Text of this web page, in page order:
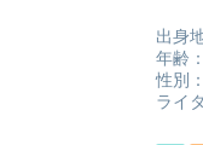
出身
年齢
性別
ライ